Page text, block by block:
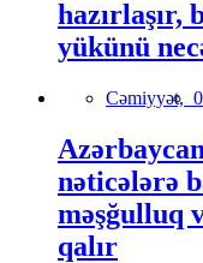
hazırlaşır,
yükünü
Cəmiyyət,
nəticələrə
məşğulluq
qalır